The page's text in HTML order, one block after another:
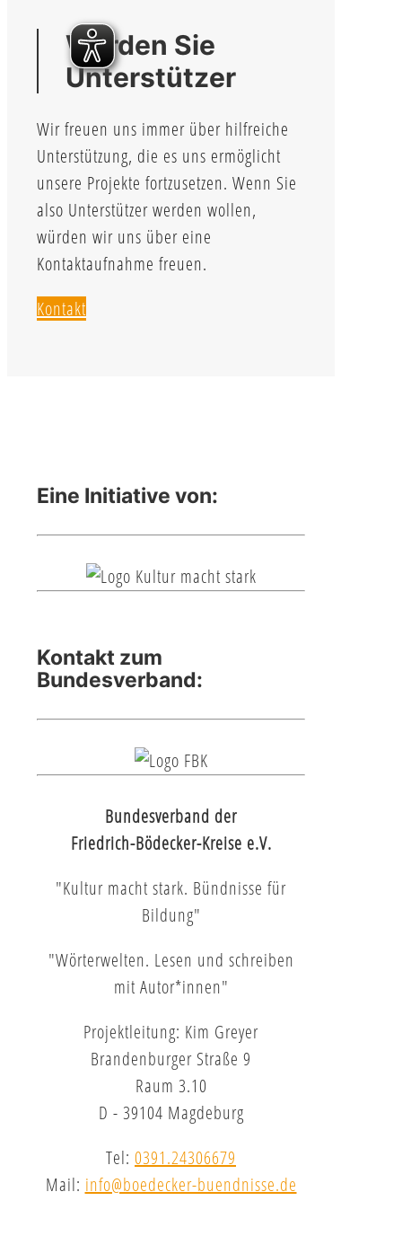
Werden Sie
Unterstützer
Wir freuen uns immer über hilfreiche
Unterstützung, die es uns ermöglicht
unsere Projekte fortzusetzen. Wenn Sie
also Unterstützer werden wollen,
würden wir uns über eine
Kontaktaufnahme freuen.
Kontakt
Eine Initiative von:
Kontakt zum
Bundesverband:
Bundesverband der
Friedrich-Bödecker-Kreise e.V.
"Kultur macht stark. Bündnisse für
Bildung"
"Wörterwelten. Lesen und schreiben
mit Autor*innen"
Projektleitung: Kim Greyer
Brandenburger Straße 9
Raum 3.10
D - 39104 Magdeburg
Tel: 0391.24306679
Mail: info@boedecker-buendnisse.de